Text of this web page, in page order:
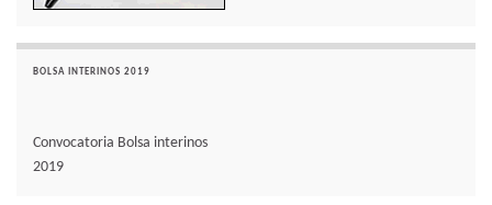
BOLSA INTERINOS 2019
Convocatoria Bolsa interinos
2019